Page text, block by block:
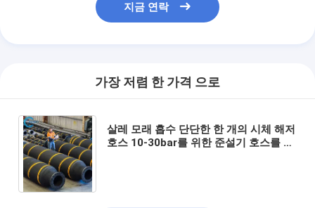
지금 연락
가장 저렴 한 가격 으로
살레 모래 흡수 단단한 한 개의 시체 해저
호스 10-30bar를 위한 준설기 호스를 표